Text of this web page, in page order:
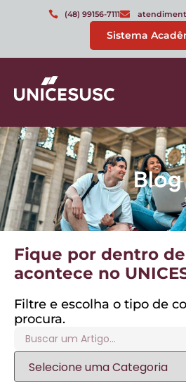
(48) 99156-7111
Sistema
Blog
Fique por dentro
acontece no
Filtre e escolha o tipo de
procura.